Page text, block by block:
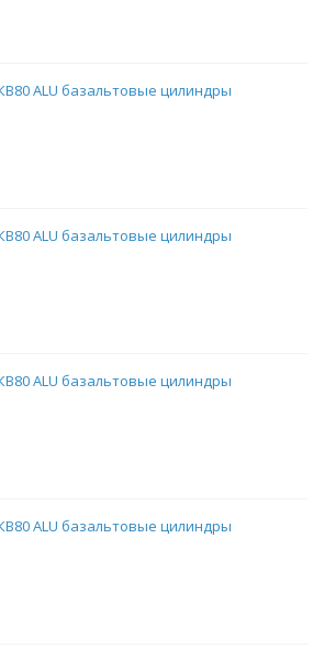
ALU базальтовые цилиндры
ALU базальтовые цилиндры
ALU базальтовые цилиндры
ALU базальтовые цилиндры